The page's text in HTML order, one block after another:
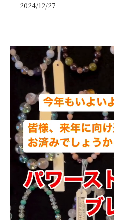
2024/12/27